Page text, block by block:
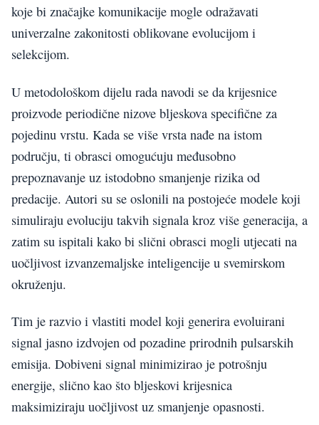
koje bi značajke komunikacije mogle odražavati
univerzalne zakonitosti oblikovane evolucijom i
selekcijom.
U metodološkom dijelu rada navodi se da krijesnice
proizvode periodične nizove bljeskova specifične za
pojedinu vrstu. Kada se više vrsta nađe na istom
području, ti obrasci omogućuju međusobno
prepoznavanje uz istodobno smanjenje rizika od
predacije. Autori su se oslonili na postojeće modele koji
simuliraju evoluciju takvih signala kroz više generacija, a
zatim su ispitali kako bi slični obrasci mogli utjecati na
uočljivost izvanzemaljske inteligencije u svemirskom
okruženju.
Tim je razvio i vlastiti model koji generira evoluirani
signal jasno izdvojen od pozadine prirodnih pulsarskih
emisija. Dobiveni signal minimizirao je potrošnju
energije, slično kao što bljeskovi krijesnica
maksimiziraju uočljivost uz smanjenje opasnosti.